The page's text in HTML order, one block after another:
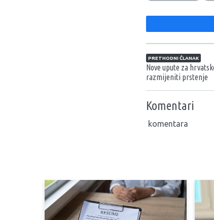
Navigacija
PRETHODNI ČLANAK
Nove upute za
razmijeniti prstenje
Komentari
komentara